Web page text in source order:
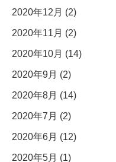
2020年12月 (2)
2020年11月 (2)
2020年10月 (14)
2020年9月 (2)
2020年8月 (14)
2020年7月 (2)
2020年6月 (12)
2020年5月 (1)